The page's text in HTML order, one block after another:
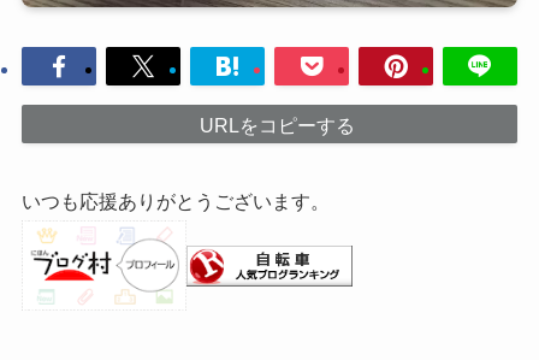
URLをコピーする
いつも応援ありがとうございます。